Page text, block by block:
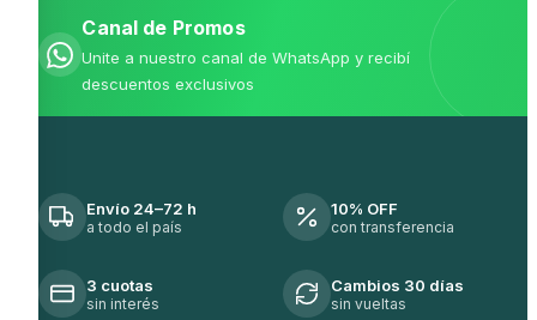
Canal de Promos
Unite a nuestro canal de WhatsApp y recibí
descuentos exclusivos
Envío 24–72 h
a todo el país
10% OFF
con transferencia
3 cuotas
sin interés
Cambios 30 días
sin vueltas